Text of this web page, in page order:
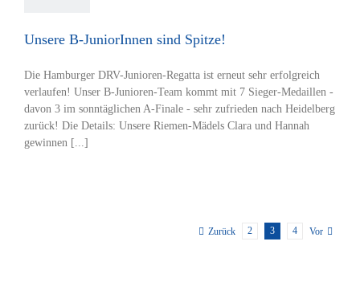
Unsere B-JuniorInnen sind Spitze!
Die Hamburger DRV-Junioren-Regatta ist erneut sehr erfolgreich
verlaufen! Unser B-Junioren-Team kommt mit 7 Sieger-Medaillen -
davon 3 im sonntäglichen A-Finale - sehr zufrieden nach Heidelberg
zurück! Die Details: Unsere Riemen-Mädels Clara und Hannah
gewinnen [...]
Zurück 2 3 4 Vor